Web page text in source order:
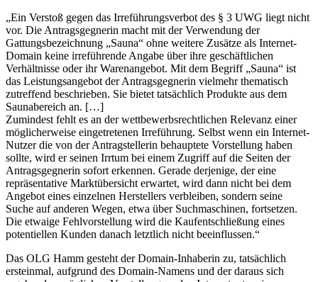
„Ein Verstoß gegen das Irreführungsverbot des § 3 UWG liegt nicht
vor. Die Antragsgegnerin macht mit der Verwendung der
Gattungsbezeichnung „Sauna“ ohne weitere Zusätze als Internet-
Domain keine irreführende Angabe über ihre geschäftlichen
Verhältnisse oder ihr Warenangebot. Mit dem Begriff „Sauna“ ist
das Leistungsangebot der Antragsgegnerin vielmehr thematisch
zutreffend beschrieben. Sie bietet tatsächlich Produkte aus dem
Saunabereich an. […]
Zumindest fehlt es an der wettbewerbsrechtlichen Relevanz einer
möglicherweise eingetretenen Irreführung. Selbst wenn ein Internet-
Nutzer die von der Antragstellerin behauptete Vorstellung haben
sollte, wird er seinen Irrtum bei einem Zugriff auf die Seiten der
Antragsgegnerin sofort erkennen. Gerade derjenige, der eine
repräsentative Marktübersicht erwartet, wird dann nicht bei dem
Angebot eines einzelnen Herstellers verbleiben, sondern seine
Suche auf anderen Wegen, etwa über Suchmaschinen, fortsetzen.
Die etwaige Fehlvorstellung wird die Kaufentschließung eines
potentiellen Kunden danach letztlich nicht beeinflussen.“
Das OLG Hamm gesteht der Domain-Inhaberin zu, tatsächlich
ersteinmal, aufgrund des Domain-Namens und der daraus sich